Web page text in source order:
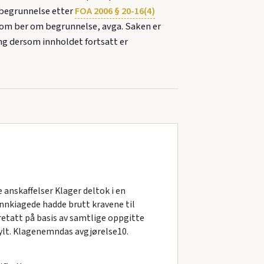
etterFOA 2006 § 20-16(4)
ber om begrunnelse, avga. Saken er
dersom innholdet fortsatt er
anskaffelser Klager deltok i en
hadde brutt kravene til
på basis av samtlige oppgitte
Klagenemndas avgjørelse10.